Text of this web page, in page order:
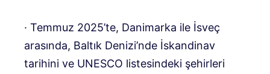
· Temmuz 2025’te, Danimarka ile İsveç
arasında, Baltık Denizi’nde İskandinav
tarihini ve UNESCO listesindeki şehirleri